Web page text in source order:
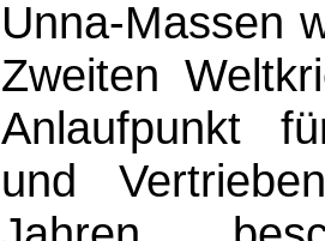
Unna-Massen
Zweiten
Anlaufpunkt
und